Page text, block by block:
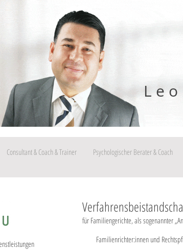
L e
Consultant & Coach & Trainer Psychologischer Berater & Coach
für Familiengerichte, als sogenannter
Familienrichter:innen und